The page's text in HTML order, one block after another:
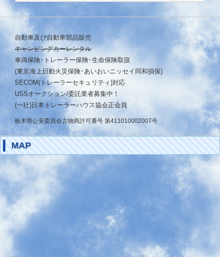
自動車及び自動車部品販売
キャンピングカーレンタル
車両保険･トレーラー保険･生命保険取扱
(東京海上日動火災保険･あいおいニッセイ同和損保)
SECOM(トレーラーセキュリティ)対応
USSオークション/委託業者募集中！
(一社)日本トレーラーハウス協会正会員
栃木県公安委員会古物商許可番号 第411010002007号
MAP